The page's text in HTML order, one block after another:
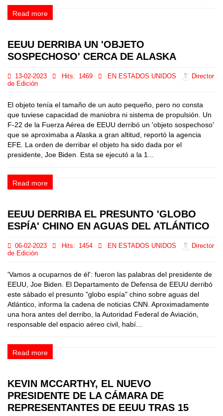
Read more
EEUU DERRIBA UN 'OBJETO
SOSPECHOSO' CERCA DE ALASKA
13-02-2023 Hits: 1469 EN ESTADOS UNIDOS
Director
de Edición
El objeto tenía el tamaño de un auto pequeño, pero no consta
que tuviese capacidad de maniobra ni sistema de propulsión. Un
F-22 de la Fuerza Aérea de EEUU derribó un 'objeto sospechoso'
que se aproximaba a Alaska a gran altitud, reportó la agencia
EFE. La orden de derribar el objeto ha sido dada por el
presidente, Joe Biden. Esta se ejecutó a la 1...
Read more
EEUU DERRIBA EL PRESUNTO 'GLOBO
ESPÍA' CHINO EN AGUAS DEL ATLÁNTICO
06-02-2023 Hits: 1454 EN ESTADOS UNIDOS
Director
de Edición
'Vamos a ocuparnos de él': fueron las palabras del presidente de
EEUU, Joe Biden. El Departamento de Defensa de EEUU derribó
este sábado el presunto "globo espía" chino sobre aguas del
Atlántico, informa la cadena de noticias CNN. Aproximadamente
una hora antes del derribo, la Autoridad Federal de Aviación,
responsable del espacio aéreo civil, habí...
Read more
KEVIN MCCARTHY, EL NUEVO
PRESIDENTE DE LA CÁMARA DE
REPRESENTANTES DE EEUU TRAS 15